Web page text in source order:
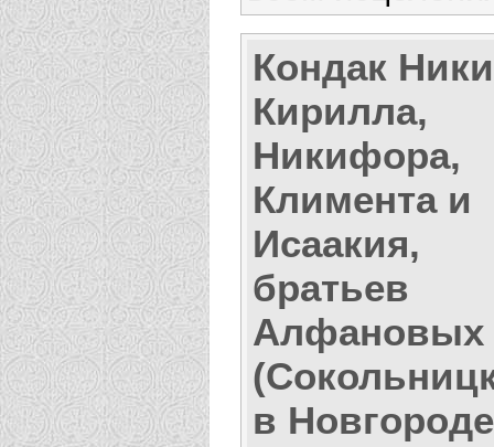
Кондак
Кирилла,
Никифора,
Климента и
Исаакия,
братьев
Алфановых
в Новгороде